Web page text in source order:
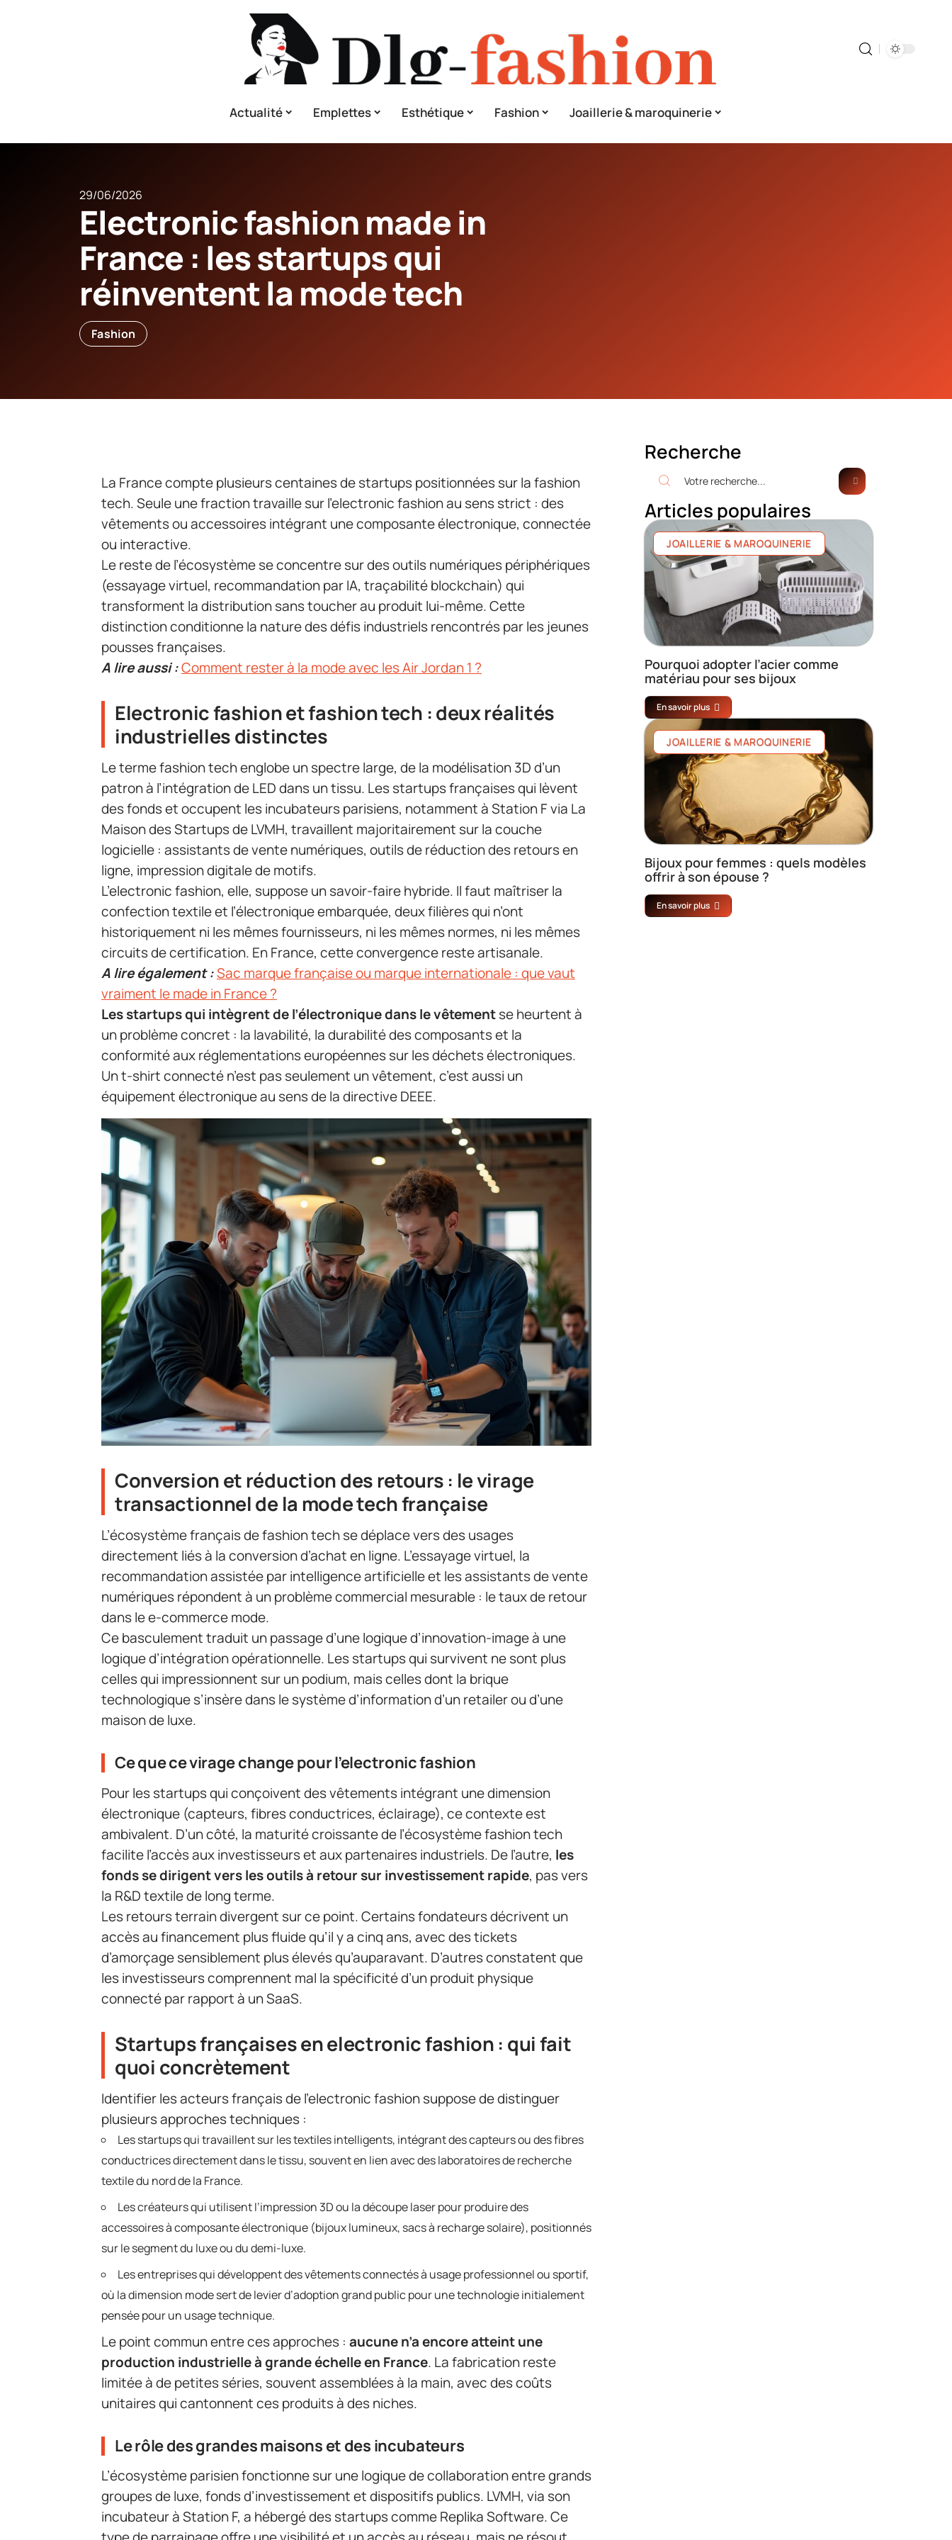
Actualité Emplettes Esthétique Fashion Joaillerie & maroquinerie
29/06/2026
Electronic fashion made in
France : les startups qui
réinventent la mode tech
Fashion
La France compte plusieurs centaines de startups positionnées sur la fashion
tech. Seule une fraction travaille sur l’electronic fashion au sens strict : des
vêtements ou accessoires intégrant une composante électronique, connectée
ou interactive.
Le reste de l’écosystème se concentre sur des outils numériques périphériques
(essayage virtuel, recommandation par IA, traçabilité blockchain) qui
transforment la distribution sans toucher au produit lui-même. Cette
distinction conditionne la nature des défis industriels rencontrés par les jeunes
pousses françaises.
A lire aussi :Comment rester à la mode avec les Air Jordan 1 ?
Electronic fashion et fashion tech : deux réalités
industrielles distinctes
Le terme fashion tech englobe un spectre large, de la modélisation 3D d’un
patron à l’intégration de LED dans un tissu. Les startups françaises qui lèvent
des fonds et occupent les incubateurs parisiens, notamment à Station F via La
Maison des Startups de LVMH, travaillent majoritairement sur la couche
logicielle : assistants de vente numériques, outils de réduction des retours en
ligne, impression digitale de motifs.
L’electronic fashion, elle, suppose un savoir-faire hybride. Il faut maîtriser la
confection textile et l’électronique embarquée, deux filières qui n’ont
historiquement ni les mêmes fournisseurs, ni les mêmes normes, ni les mêmes
circuits de certification. En France, cette convergence reste artisanale.
A lire également :Sac marque française ou marque internationale : que vaut
vraiment le made in France ?
Les startups qui intègrent de l’électronique dans le vêtementse heurtent à
un problème concret : la lavabilité, la durabilité des composants et la
conformité aux réglementations européennes sur les déchets électroniques.
Un t-shirt connecté n’est pas seulement un vêtement, c’est aussi un
équipement électronique au sens de la directive DEEE.
Conversion et réduction des retours : le virage
transactionnel de la mode tech française
L’écosystème français de fashion tech se déplace vers des usages
directement liés à la conversion d’achat en ligne. L’essayage virtuel, la
recommandation assistée par intelligence artificielle et les assistants de vente
numériques répondent à un problème commercial mesurable : le taux de retour
dans le e-commerce mode.
Ce basculement traduit un passage d’une logique d’innovation-image à une
logique d’intégration opérationnelle. Les startups qui survivent ne sont plus
celles qui impressionnent sur un podium, mais celles dont la brique
technologique s’insère dans le système d’information d’un retailer ou d’une
maison de luxe.
Ce que ce virage change pour l’electronic fashion
Pour les startups qui conçoivent des vêtements intégrant une dimension
électronique (capteurs, fibres conductrices, éclairage), ce contexte est
ambivalent. D’un côté, la maturité croissante de l’écosystème fashion tech
facilite l’accès aux investisseurs et aux partenaires industriels. De l’autre, les
fonds se dirigent vers les outils à retour sur investissement rapide, pas vers
la R&D textile de long terme.
Les retours terrain divergent sur ce point. Certains fondateurs décrivent un
accès au financement plus fluide qu’il y a cinq ans, avec des tickets
d’amorçage sensiblement plus élevés qu’auparavant. D’autres constatent que
les investisseurs comprennent mal la spécificité d’un produit physique
connecté par rapport à un SaaS.
Startups françaises en electronic fashion : qui fait
quoi concrètement
Identifier les acteurs français de l’electronic fashion suppose de distinguer
plusieurs approches techniques :
Les startups qui travaillent sur les textiles intelligents, intégrant des capteurs ou des fibres
conductrices directement dans le tissu, souvent en lien avec des laboratoires de recherche
textile du nord de la France.
Les créateurs qui utilisent l’impression 3D ou la découpe laser pour produire des
accessoires à composante électronique (bijoux lumineux, sacs à recharge solaire), positionnés
sur le segment du luxe ou du demi-luxe.
Les entreprises qui développent des vêtements connectés à usage professionnel ou sportif,
où la dimension mode sert de levier d’adoption grand public pour une technologie initialement
pensée pour un usage technique.
Le point commun entre ces approches : aucune n’a encore atteint une
production industrielle à grande échelle en France. La fabrication reste
limitée à de petites séries, souvent assemblées à la main, avec des coûts
unitaires qui cantonnent ces produits à des niches.
Le rôle des grandes maisons et des incubateurs
L’écosystème parisien fonctionne sur une logique de collaboration entre grands
groupes de luxe, fonds d’investissement et dispositifs publics. LVMH, via son
incubateur à Station F, a hébergé des startups comme Replika Software. Ce
Recherche
Articles populaires
JOAILLERIE & MAROQUINERIE
Pourquoi adopter l’acier comme
matériau pour ses bijoux
En savoir plus
JOAILLERIE & MAROQUINERIE
Bijoux pour femmes : quels modèles
offrir à son épouse ?
En savoir plus